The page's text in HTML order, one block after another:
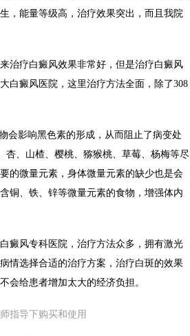
，能量等级高，治疗效果突出，而且我院
疗白癜风效果非常好，但是治疗白癜风
白癜风医院，这里治疗方法全面，除了308
影响黑色素的形成，从而阻止了病变处
杏、山楂、樱桃、猕猴桃、草莓、杨梅等尽
的微量元素，身体微量元素的缺少也是会
铜、铁、锌等微量元素的食物，增强体内
风专科医院，治疗方法众多，拥有激光
情选择合适的治疗方案，治疗白斑的效果
会给患者增加太大的经济负担。
指导下购买和使用